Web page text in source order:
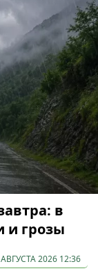
в
и грозы
2026 12:36